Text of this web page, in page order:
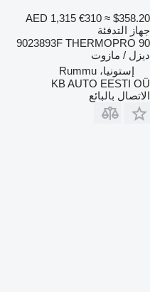
AED 1,315 €310 ≈ $358.20
جهاز التدفئة
9023893F THERMOPRO 90
ديزل / مازوت
إستونيا، Rummu
KB AUTO EESTI OÜ
الاتصال بالبائع